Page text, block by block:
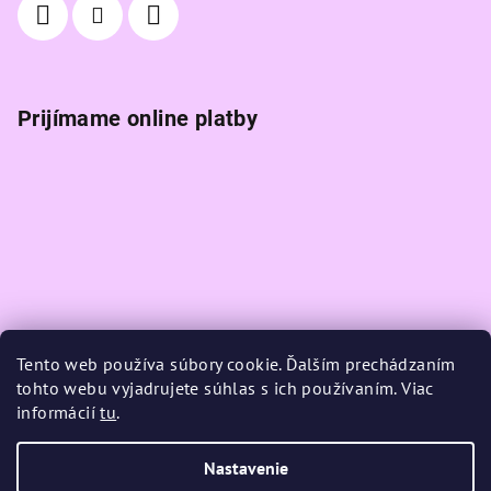
Tento web používa súbory cookie. Ďalším prechádzaním
tohto webu vyjadrujete súhlas s ich používaním. Viac
informáciítu.
Nastavenie
Prijímame online platby